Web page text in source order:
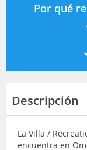
Por qué
Descripción
La Villa /
encuentra en